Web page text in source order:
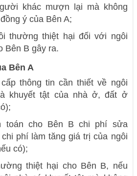
khác mượn lại mà không
ý của Bên A;
thường thiệt hại đối với ngôi
Bên B gây ra.
Bên A
thông tin cần thiết về ngôi
khuyết tật của nhà ở, đất ở
toán cho Bên B chi phí sửa
phí làm tăng giá trị của ngôi
có);
thiệt hại cho Bên B, nếu